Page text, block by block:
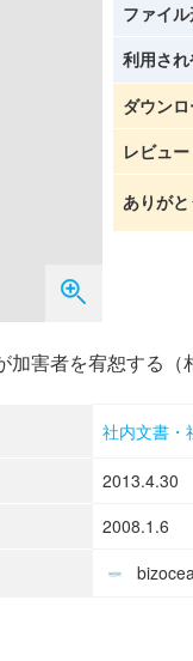
ファイ
利用さ
ダウン
レビュー
ありがと
加害者を宥恕する
社内文書・
2013.4.30
2008.1.6